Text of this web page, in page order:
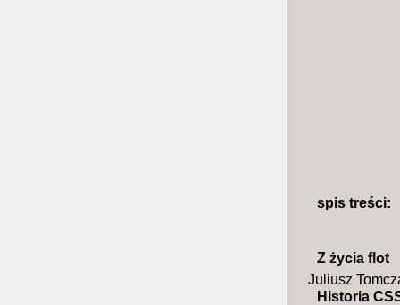
spis treści:
Z życia flot
Juliusz
Historia